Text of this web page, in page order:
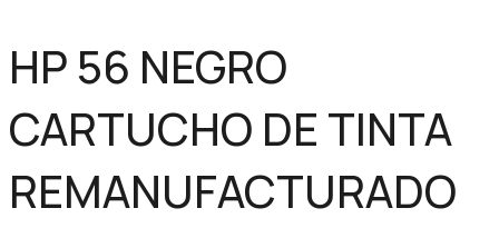
HP 56 NEGRO
CARTUCHO DE TINTA
REMANUFACTURADO